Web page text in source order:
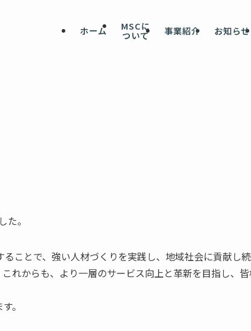
ホーム MSCに
ついて 事業紹介 お知らせ
。
ことで、強い人材づくりを実践し、地域社会に貢献し
れからも、より一層のサービス向上と革新を目指し、
。